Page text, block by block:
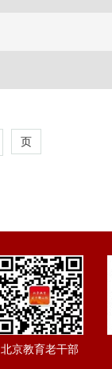
页
北京教育老干部